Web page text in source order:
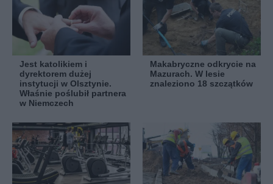
Jest katolikiem i
dyrektorem dużej
instytucji w Olsztynie.
Właśnie poślubił partnera
w Niemczech
Makabryczne odkrycie na
Mazurach. W lesie
znaleziono 18 szczątków